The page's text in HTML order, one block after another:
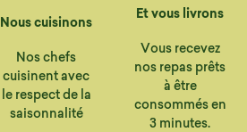
Nous cuisinons
Nos chefs
cuisinent avec
le respect de la
saisonnalité
Et vous livrons
Vous recevez
nos repas prêts
à être
consommés en
3 minutes.